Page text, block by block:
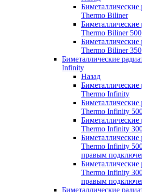
Биметаллические
Thermo Biliner
Биметаллические
Thermo Biliner 500
Биметаллические
Thermo Biliner 350
Биметаллические
Infinity
Назад
Биметаллические
Thermo Infinity
Биметаллические
Thermo Infinity
Биметаллические
Thermo Infinity
Биметаллические
Thermo Infinity
правым
Биметаллические
Thermo Infinity
правым
Биметаллические